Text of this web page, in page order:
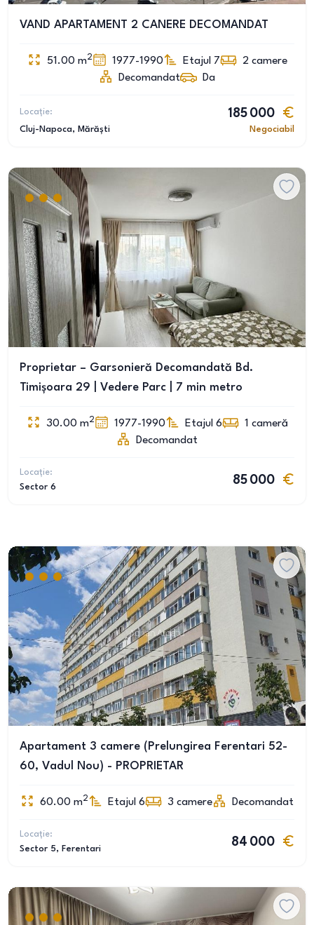
VAND APARTAMENT 2 CANERE DECOMANDAT
51.00 m2 1977-1990 Etajul 7 2 camere
Decomandat
Da
Locație:
Cluj-Napoca, Mărăști
185 000
Negociabil
Proprietar – Garsonieră Decomandată Bd.
Timișoara 29 | Vedere Parc | 7 min metro
30.00 m2 1977-1990 Etajul 6 1 cameră
Decomandat
Locație:
Sector 6
85 000
Apartament 3 camere (Prelungirea Ferentari 52-
60, Vadul Nou) - PROPRIETAR
60.00 m2 Etajul 6 3 camere Decomandat
Locație:
Sector 5, Ferentari
84 000